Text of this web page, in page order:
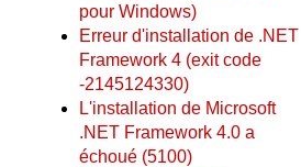
pour Windows)
Erreur d'installation de .NET
Framework 4 (exit code
-2145124330)
L'installation de Microsoft
.NET Framework 4.0 a
échoué (5100)